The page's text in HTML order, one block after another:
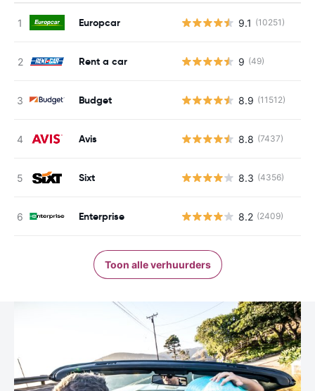
Europcar 9.1 (10251)
Rent a car 9 (49)
Budget 8.9 (11512)
Avis 8.8 (7437)
Sixt 8.3 (4356)
Enterprise 8.2 (2409)
Toon alle verhuurders